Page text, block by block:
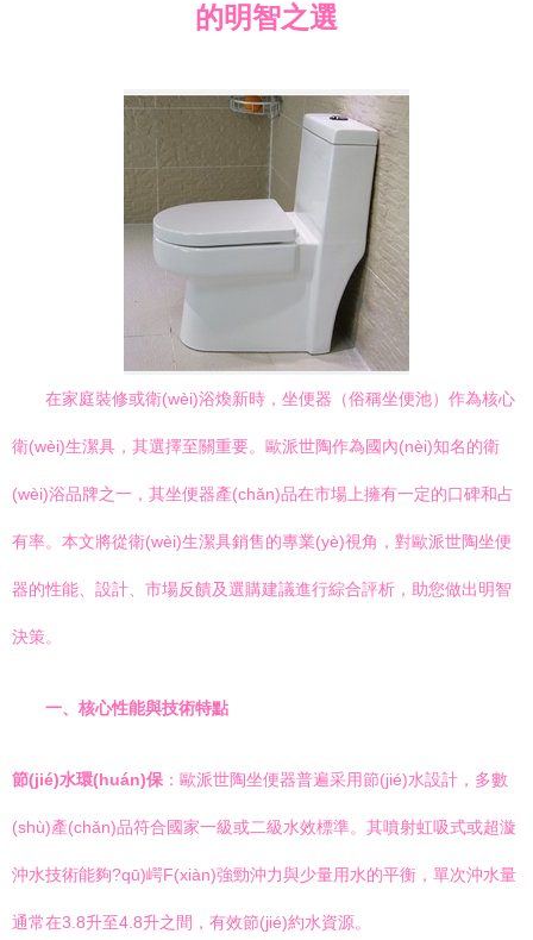
的明智之選
在家庭裝修或衛(wèi)浴煥新時，坐便器（俗稱坐便池）作為核心
衛(wèi)生潔具，其選擇至關重要。歐派世陶作為國內(nèi)知名的衛
(wèi)浴品牌之一，其坐便器產(chǎn)品在市場上擁有一定的口碑和占
有率。本文將從衛(wèi)生潔具銷售的專業(yè)視角，對歐派世陶坐便
器的性能、設計、市場反饋及選購建議進行綜合評析，助您做出明智
決策。
一、核心性能與技術特點
節(jié)水環(huán)保 ：歐派世陶坐便器普遍采用節(jié)水設計，多數
(shù)產(chǎn)品符合國家一級或二級水效標準。其噴射虹吸式或超漩
沖水技術能夠?qū)崿F(xiàn)強勁沖力與少量用水的平衡，單次沖水量
通常在3.8升至4.8升之間，有效節(jié)約水資源。